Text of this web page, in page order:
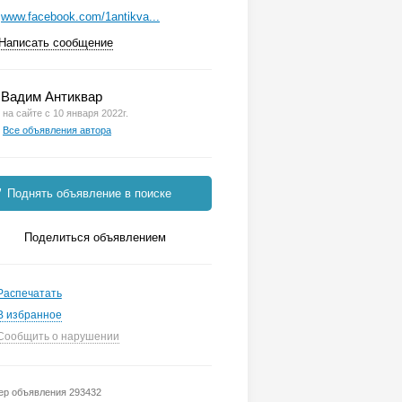
www.facebook.com/1antikva...
сообщение
Антиквар
на сайте с 10 января 2022г.
Все объявления автора
Поднять объявление в поиске
Поделиться объявлением
избранное
о нарушении
объявления 293432